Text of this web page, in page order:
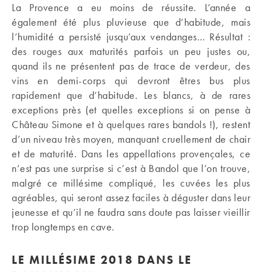
La Provence a eu moins de réussite. L’année a
également été plus pluvieuse que d’habitude, mais
l’humidité a persisté jusqu’aux vendanges… Résultat :
des rouges aux maturités parfois un peu justes ou,
quand ils ne présentent pas de trace de verdeur, des
vins en demi-corps qui devront êtres bus plus
rapidement que d’habitude. Les blancs, à de rares
exceptions près (et quelles exceptions si on pense à
Château Simone et à quelques rares bandols !), restent
d’un niveau très moyen, manquant cruellement de chair
et de maturité. Dans les appellations provençales, ce
n’est pas une surprise si c’est à Bandol que l’on trouve,
malgré ce millésime compliqué, les cuvées les plus
agréables, qui seront assez faciles à déguster dans leur
jeunesse et qu’il ne faudra sans doute pas laisser vieillir
trop longtemps en cave.
LE MILLÉSIME 2018 DANS LE